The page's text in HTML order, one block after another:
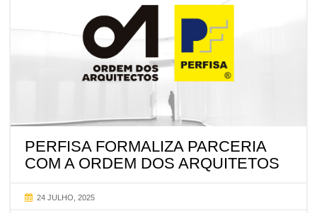
PERFISA FORMALIZA PARCERIA
COM A ORDEM DOS ARQUITETOS
24 JULHO, 2025